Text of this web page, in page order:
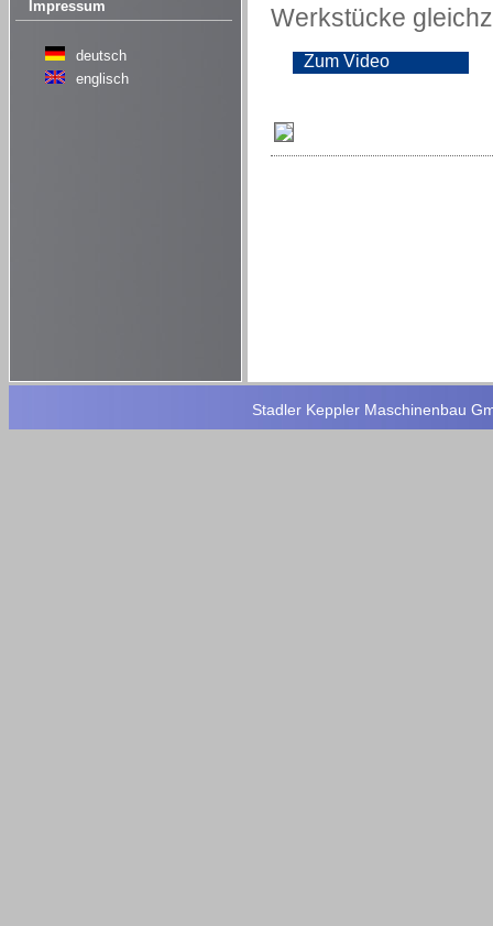
Impressum
deutsch
englisch
Werkstücke
Zum Video
Stadler Keppler Maschinenbau